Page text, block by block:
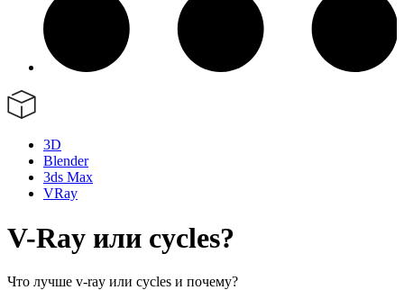
3D
Blender
3ds Max
VRay
V-Ray или cycles?
Что лучше v-ray или cycles и почему?